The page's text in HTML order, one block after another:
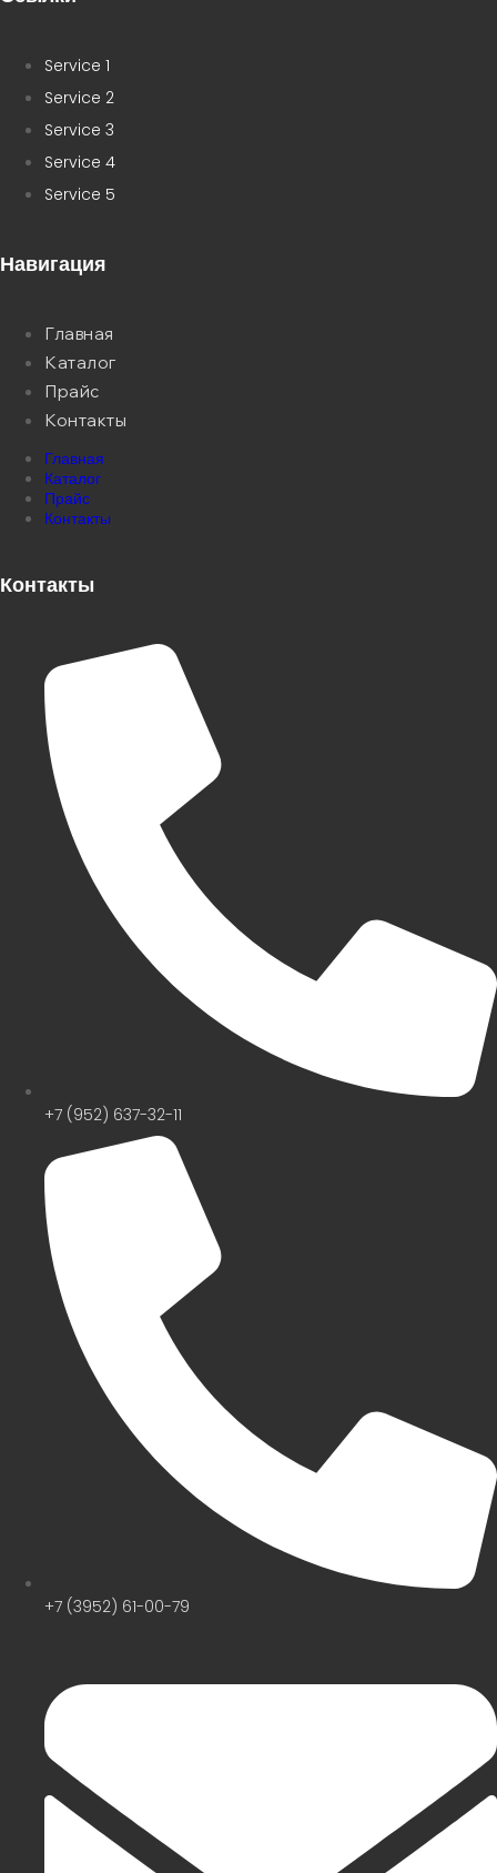
Service 1
Service 2
Service 3
Service 4
Service 5
Навигация
Главная
Каталог
Прайс
Контакты
Главная
Каталог
Прайс
Контакты
Контакты
+7 (952) 637-32-11
+7 (3952) 61-00-79